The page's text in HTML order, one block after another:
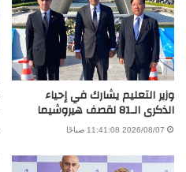
وزير التعليم يشارك في إحياء
الذكرى الـ81 لقصف هيروشيما
2026/08/07 11:41:08 صباحًا